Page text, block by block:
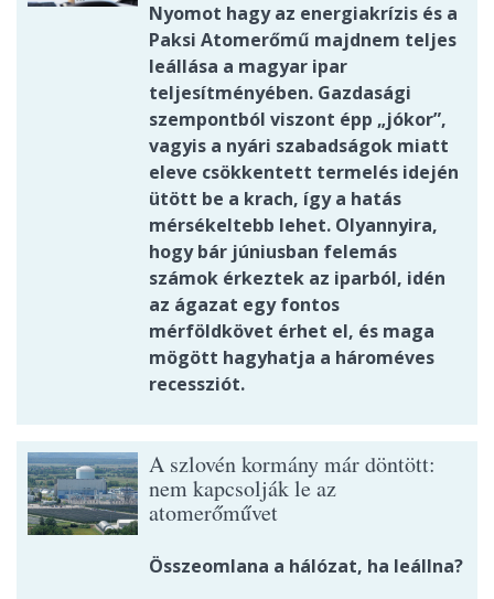
Nyomot hagy az energiakrízis és a
Paksi Atomerőmű majdnem teljes
leállása a magyar ipar
teljesítményében. Gazdasági
szempontból viszont épp „jókor”,
vagyis a nyári szabadságok miatt
eleve csökkentett termelés idején
ütött be a krach, így a hatás
mérsékeltebb lehet. Olyannyira,
hogy bár júniusban felemás
számok érkeztek az iparból, idén
az ágazat egy fontos
mérföldkövet érhet el, és maga
mögött hagyhatja a hároméves
recessziót.
A szlovén kormány már döntött:
nem kapcsolják le az
atomerőművet
Összeomlana a hálózat, ha leállna?